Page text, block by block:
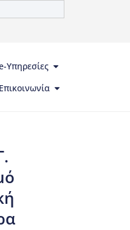
Υπηρεσίες
Επικοινωνία